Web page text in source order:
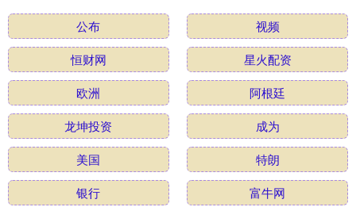
公布
视频
恒财网
星火配资
欧洲
阿根廷
龙坤投资
成为
美国
特朗
银行
富牛网